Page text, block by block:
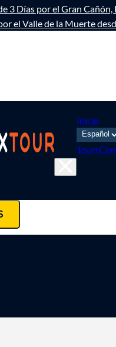
3 Días por el Gran
el Valle de la Muerte
Inicio
Tours